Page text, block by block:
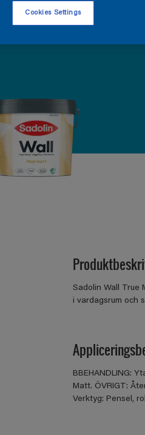
Sadolin Wall True
i vardagsrum och
BBEHANDLING:
Matt. ÖVRIGT:
Verktyg: Pensel,
Cookies Settings